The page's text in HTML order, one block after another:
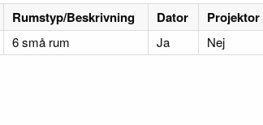
Rumstyp/Beskrivning Dator Projektor
6 små rum Ja Nej